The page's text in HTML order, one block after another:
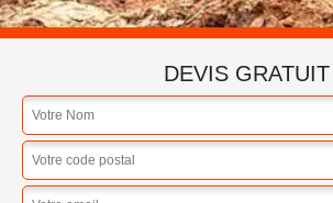
DEVIS GRATUIT